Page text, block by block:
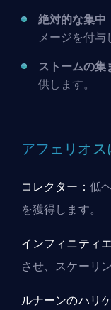
絶対的な集中
メージを付与
ストームの集
供します。
アフェリオス
コレクター： 低
を獲得します。
インフィニティ
させ、スケーリ
ルナーンのハリ